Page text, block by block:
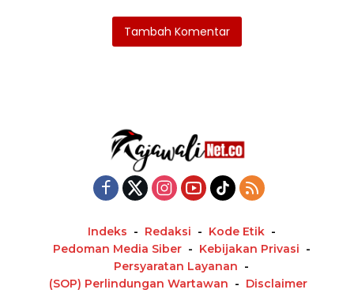
Tambah Komentar
Indeks Redaksi
Kode Etik
Pedoman Media Siber
Kebijakan Privasi
Persyaratan Layanan
(SOP) Perlindungan Wartawan
Disclaimer